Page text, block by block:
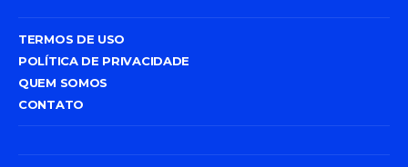
TERMOS DE USO
POLÍTICA DE PRIVACIDADE
QUEM SOMOS
CONTATO